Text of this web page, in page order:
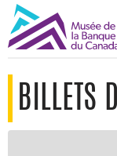
BILLETS